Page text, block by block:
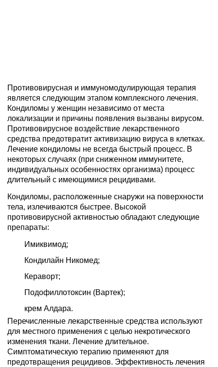
Противовирусная и иммуномодулирующая терапия
является следующим этапом комплексного лечения.
Кондиломы у женщин независимо от места
локализации и причины появления вызваны вирусом.
Противовирусное воздействие лекарственного
средства предотвратит активизацию вируса в клетках.
Лечение кондиломы не всегда быстрый процесс. В
некоторых случаях (при сниженном иммунитете,
индивидуальных особенностях организма) процесс
длительный с имеющимися рецидивами.
Кондиломы, расположенные снаружи на поверхности
тела, излечиваются быстрее. Высокой
противовирусной активностью обладают следующие
препараты:
Имиквимод;
Кондилайн Никомед;
Кераворт;
Подофиллотоксин (Вартек);
крем Алдара.
Перечисленные лекарственные средства используют
для местного применения с целью некротического
изменения ткани. Лечение длительное.
Симптоматическую терапию применяют для
предотвращения рецидивов. Эффективность лечения